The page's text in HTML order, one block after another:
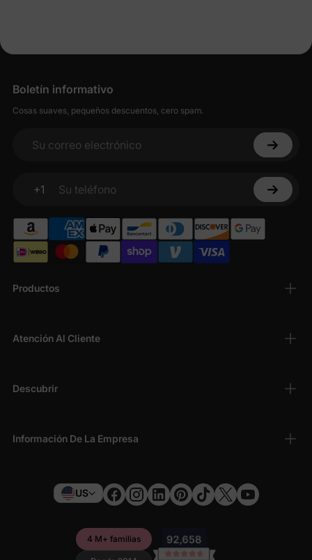
Productos
Atención Al Cliente
Descubrir
Información De La Empresa
Boletín informativo
Cosas suaves, pequeños descuentos, cero spam.
Su correo electrónico
+1
Su teléfono
US
4 M+ familias